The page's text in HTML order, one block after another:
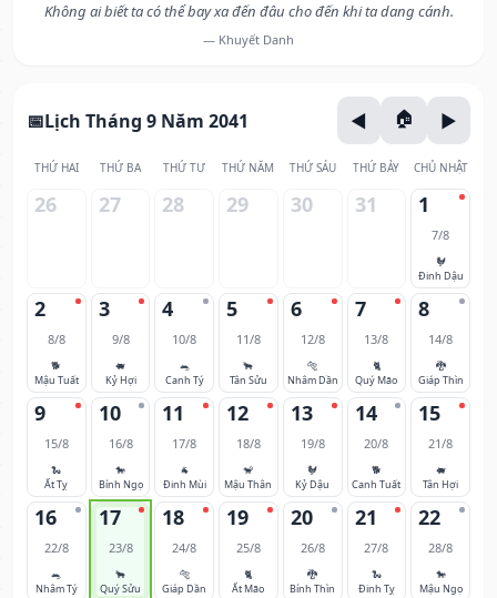
Không ai biết ta có thể bay xa đến đâu cho đến khi ta dang cánh.
— Khuyết Danh
Lịch Tháng 9 Năm 2041
THỨ HAI THỨ BA THỨ TƯ THỨ NĂM THỨ SÁU THỨ BẢY CHỦ NHẬT
26 27 28 29 30 31 1
7/8
🐓
Đinh Dậu
2
8/8
🐕
Mậu Tuất
3
9/8
🐖
Kỷ Hợi
4
10/8
🐀
Canh Tý
5
11/8
🐂
Tân Sửu
6
12/8
🐅
Nhâm Dần
7
13/8
🐈
Quý Mão
8
14/8
🐉
Giáp Thìn
9
15/8
🐍
Ất Tỵ
10
16/8
🐎
Bính Ngọ
11
17/8
🐐
Đinh Mùi
12
18/8
🐒
Mậu Thân
13
19/8
🐓
Kỷ Dậu
14
20/8
🐕
Canh Tuất
15
21/8
🐖
Tân Hợi
16
22/8
🐀
Nhâm Tý
17
23/8
🐂
Quý Sửu
18
24/8
🐅
Giáp Dần
19
25/8
🐈
Ất Mão
20
26/8
🐉
Bính Thìn
21
27/8
🐍
Đinh Tỵ
22
28/8
🐎
Mậu Ngọ